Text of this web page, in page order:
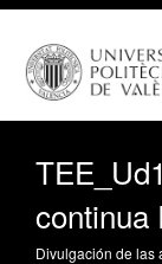
continua